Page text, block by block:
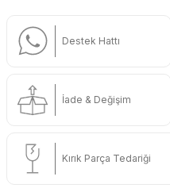
Destek Hattı
İade & Değişim
Kırık Parça Tedariği